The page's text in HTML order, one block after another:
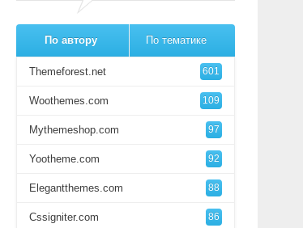
По автору По тематике
Themeforest.net 601
Woothemes.com 109
Mythemeshop.com 97
Yootheme.com 92
Elegantthemes.com 88
Cssigniter.com 86